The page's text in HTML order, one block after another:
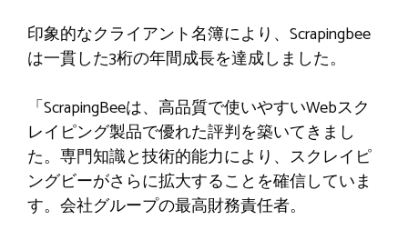
印象的なクライアント名簿により、Scrapingbee
は一貫した3桁の年間成長を達成しました。
「ScrapingBeeは、高品質で使いやすいWebスク
レイピング製品で優れた評判を築いてきまし
た。専門知識と技術的能力により、スクレイピ
ングビーがさらに拡大することを確信していま
す。会社グループの最高財務責任者。